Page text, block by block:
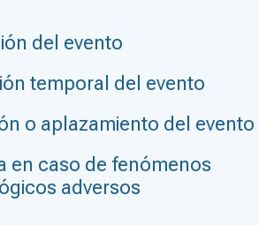
del evento
temporal del evento
o aplazamiento del evento
en caso de fenómenos
adversos